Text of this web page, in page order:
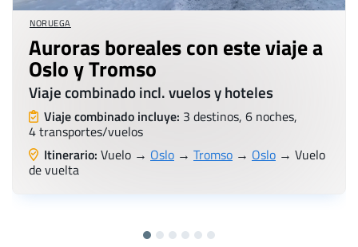
NORUEGA
Auroras boreales con este viaje a
Oslo y Tromso
Viaje combinado incl. vuelos y hoteles
Viaje combinado incluye: 3 destinos, 6 noches,
4 transportes/vuelos
Itinerario: Vuelo → Oslo → Tromso → Oslo → Vuelo
de vuelta